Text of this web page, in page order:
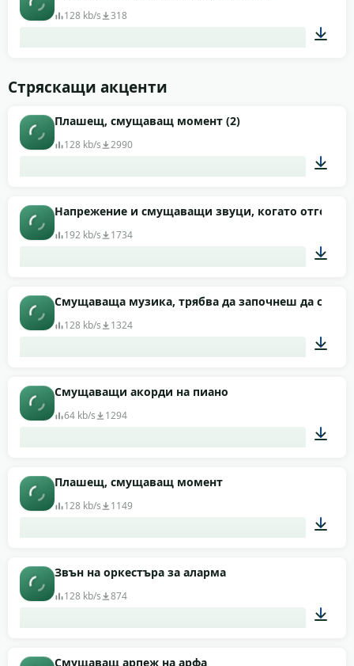
128 kb/s 318
Стряскащи акценти
Плашещ, смущаващ момент (2)
128 kb/s 2990
00:12
Напрежение и смущаващи звуци, когато
192 kb/s 1734
00:08
Смущаваща музика, трябва да започнеш да се
128 kb/s 1324
Смущаващи акорди на пиано
64 kb/s 1294
Плашещ, смущаващ момент
128 kb/s 1149
Звън на оркестъра за аларма
128 kb/s 874
Смущаващ арпеж на арфа